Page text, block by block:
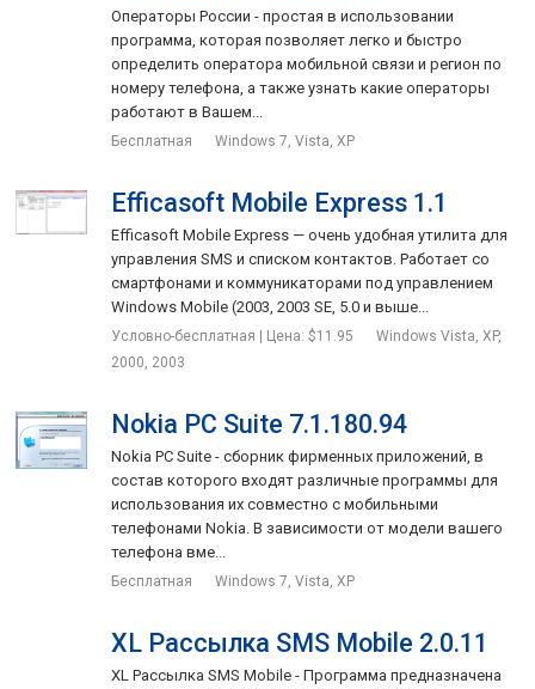
Операторы России - простая в использовании
программа, которая позволяет легко и быстро
определить оператора мобильной связи и регион по
номеру телефона, а также узнать какие операторы
работают в Вашем...
Бесплатная Windows 7, Vista, XP
Efficasoft Mobile Express 1.1
Efficasoft Mobile Express — очень удобная утилита для
управления SMS и списком контактов. Работает со
смартфонами и коммуникаторами под управлением
Windows Mobile (2003, 2003 SE, 5.0 и выше...
Условно-бесплатная | Цена: $11.95
Windows Vista, XP,
2000, 2003
Nokia PC Suite 7.1.180.94
Nokia PC Suite - сборник фирменных приложений, в
состав которого входят различные программы для
использования их совместно с мобильными
телефонами Nokia. В зависимости от модели вашего
телефона вме...
Бесплатная Windows 7, Vista, XP
XL Рассылка SMS Mobile 2.0.11
XL Рассылка SMS Mobile - Программа предназначена